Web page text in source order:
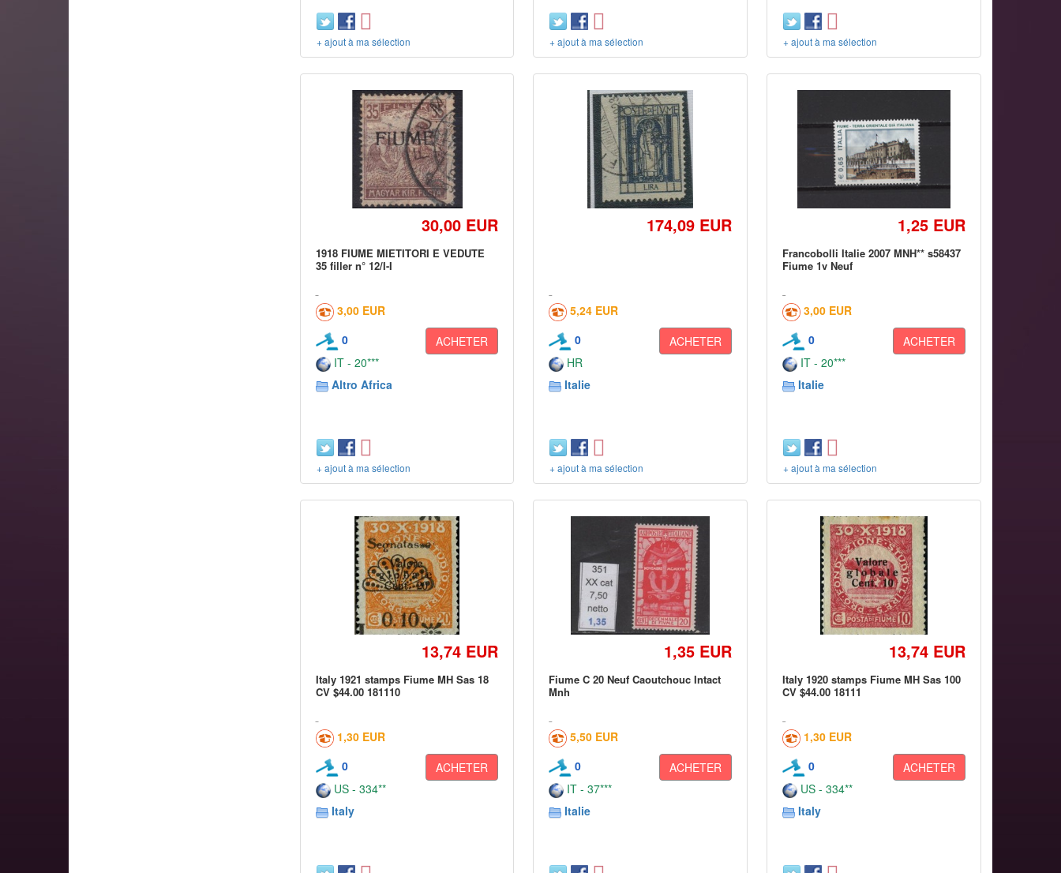
+ ajout à ma sélection + ajout à ma sélection + ajout à ma sélection
30,00 EUR
1918 FIUME MIETITORI E VEDUTE
35 filler n° 12/I-I
3,00 EUR
0
ACHETER
IT - 20***
Altro Africa
+ ajout à ma sélection
174,09 EUR
5,24 EUR
0
ACHETER
HR
Italie
+ ajout à ma sélection
1,25 EUR
Francobolli Italie 2007 MNH** s58437
Fiume 1v Neuf
3,00 EUR
0
ACHETER
IT - 20***
Italie
+ ajout à ma sélection
13,74 EUR
Italy 1921 stamps Fiume MH Sas 18
CV $44.00 181110
1,30 EUR
0
ACHETER
US - 334**
Italy
1,35 EUR
Fiume C 20 Neuf Caoutchouc Intact
Mnh
5,50 EUR
0
ACHETER
IT - 37***
Italie
13,74 EUR
Italy 1920 stamps Fiume MH Sas 100
CV $44.00 18111
1,30 EUR
0
ACHETER
US - 334**
Italy